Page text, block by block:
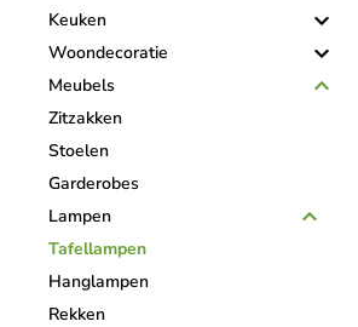
Keuken
Woondecoratie
Meubels
Zitzakken
Stoelen
Garderobes
Lampen
Tafellampen
Hanglampen
Rekken